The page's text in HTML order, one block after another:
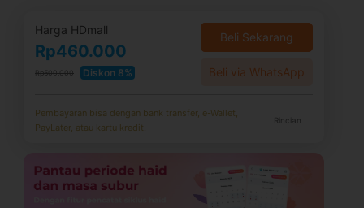
Harga HDmall
Rp460.000
Rp500.000 Diskon 8%
Beli Sekarang
Beli via WhatsApp
Pembayaran bisa dengan bank transfer, e-Wallet,
PayLater, atau kartu kredit.
Rincian